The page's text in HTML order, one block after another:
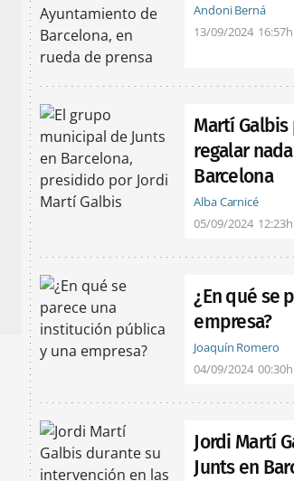
Andoni Berná
13/09/2024 16:57h
Martí
regalar
Barcelona
Alba Carnicé
05/09/2024 12:23h
¿En qué se
empresa?
Joaquín Romero
04/09/2024 00:30h
Jordi Martí
Junts en